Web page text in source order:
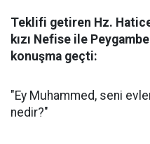
Teklifi getiren Hz.
kızı Nefise ile
konuşma geçti:
"Ey Muhammed, seni
nedir?"